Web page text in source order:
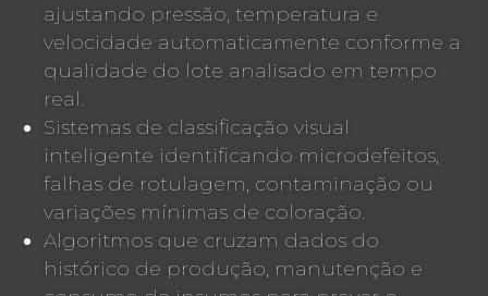
ajustando pressão, temperatura e
velocidade automaticamente conforme a
qualidade do lote analisado em tempo
real.
Sistemas de classificação visual
inteligente identificando microdefeitos,
falhas de rotulagem, contaminação ou
variações mínimas de coloração.
Algoritmos que cruzam dados do
histórico de produção, manutenção e